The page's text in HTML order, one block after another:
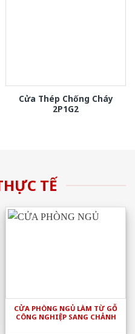
Cửa Thép Chống Cháy
2P1G2
TẾ
CỬA PHÒNG NGỦ LÀM TỪ GỖ
CÔNG NGHIỆP SANG CHẢNH